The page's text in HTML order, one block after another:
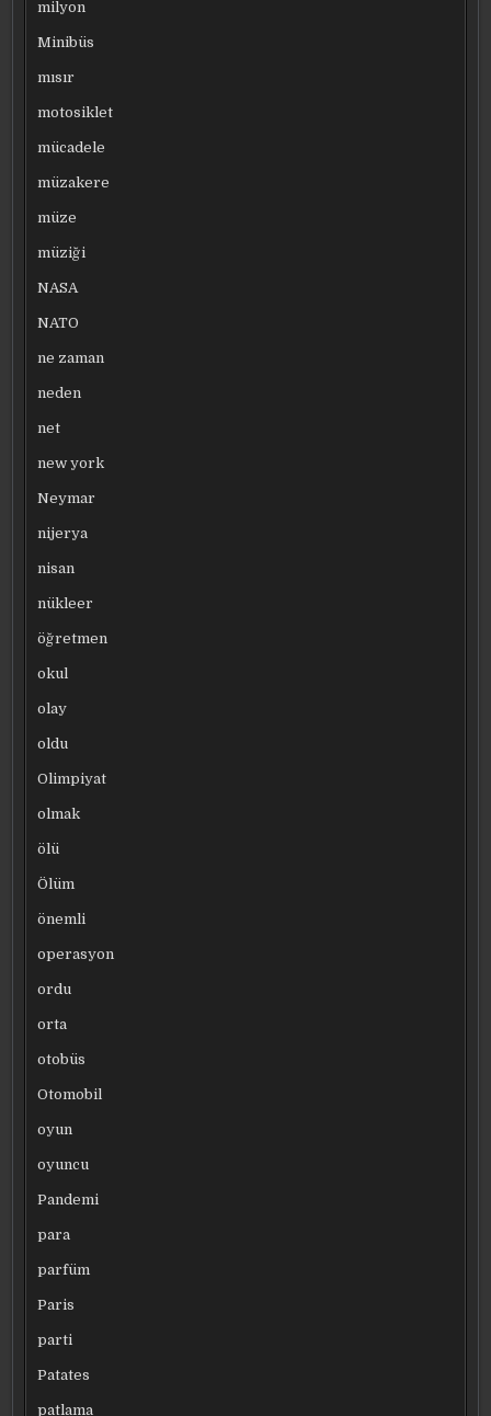
milyon
Minibüs
mısır
motosiklet
mücadele
müzakere
müze
müziği
NASA
NATO
ne zaman
neden
net
new york
Neymar
nijerya
nisan
nükleer
öğretmen
okul
olay
oldu
Olimpiyat
olmak
ölü
Ölüm
önemli
operasyon
ordu
orta
otobüs
Otomobil
oyun
oyuncu
Pandemi
para
parfüm
Paris
parti
Patates
patlama